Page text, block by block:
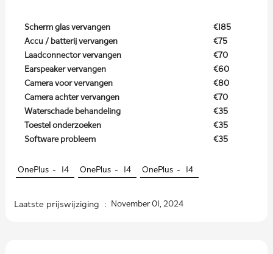
Scherm glas vervangen
€185
Accu / batterij vervangen
€75
Laadconnector vervangen
€70
Earspeaker vervangen
€60
Camera voor vervangen
€80
Camera achter vervangen
€70
Waterschade behandeling
€35
Toestel onderzoeken
€35
Software probleem
€35
OnePlus - 14 OnePlus - 14 OnePlus - 14
Laatste prijswijziging : November 01, 2024